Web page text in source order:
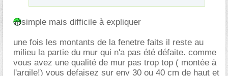
simple mais difficile à expliquer
une fois les montants de la fenetre faits il reste au
milieu la partie du mur qui n'a pas été défaite. comme
vous avez une qualité de mur pas trop top ( montée à
l'argile!) vous defaisez sur env 30 ou 40 cm de haut et